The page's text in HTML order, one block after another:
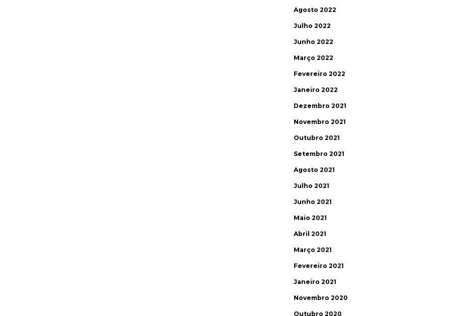
Agosto 2022
Julho 2022
Junho 2022
Março 2022
Fevereiro 2022
Janeiro 2022
Dezembro 2021
Novembro 2021
Outubro 2021
Setembro 2021
Agosto 2021
Julho 2021
Junho 2021
Maio 2021
Abril 2021
Março 2021
Fevereiro 2021
Janeiro 2021
Novembro 2020
Outubro 2020